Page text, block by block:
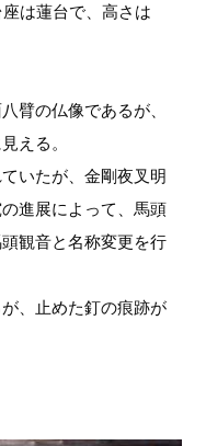
蓮台で、高さは
臂の仏像であるが、
える。
いたが、金剛夜叉明
進展によって、馬頭
観音と名称変更を行
、止めた釘の痕跡が